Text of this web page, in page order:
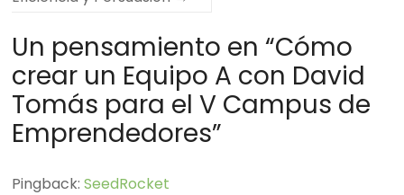
Un pensamiento en “Cómo
crear un Equipo A con David
Tomás para el V Campus de
Emprendedores”
Pingback:SeedRocket